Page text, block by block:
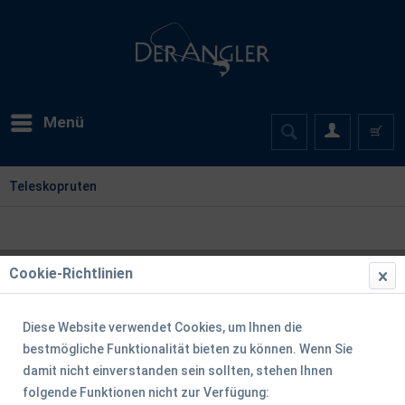
Menü
Teleskopruten
Cookie-Richtlinien
Diese Website verwendet Cookies, um Ihnen die
bestmögliche Funktionalität bieten zu können. Wenn Sie
damit nicht einverstanden sein sollten, stehen Ihnen
folgende Funktionen nicht zur Verfügung: